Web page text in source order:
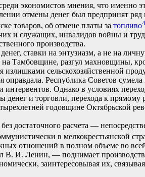
экономистов мнения, что именно
отмены денег был предпринят
товаров, об отмене платы за топливо4
и служащих, инвалидов войны и
производства.
ставки на энтузиазм, а не на
Тамбовщине, разгул махновщины,
излишками сельскохозяйственной
Республика Советов сумела
Однако в условиях
и торговли, перехода к
годовщине Октябрьской
расчета —
в мелкокрестьянской
отношений в полном объеме во
В. И. Ленин, — поднимает
заинтересовывая их,